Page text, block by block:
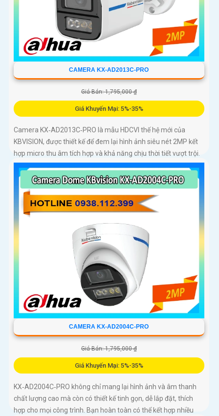
CAMERA KX-AD2013C-PRO
Giá Bán: 1,795,000 ₫
Giá Khuyến Mại: 5%-35%
Camera KX‑AD2013C‑PRO là mẫu HDCVI thế hệ mới của
KBVISION, được thiết kế để đem lại hình ảnh siêu nét 2MP kết
hợp micro thu âm tích hợp và khả năng chịu thời tiết vượt trội.
Đây là giải pháp giám sát đáng tin cậy cho gia đình, cửa hàng,
nhà kho, xưởng sản xuất… hoạt động bền bỉ cả ngày lẫn đêm
CAMERA KX-AD2004C-PRO
Giá Bán: 1,795,000 ₫
Giá Khuyến Mại: 5%-35%
KX‑AD2004C‑PRO không chỉ mang lại hình ảnh và âm thanh
chất lượng cao mà còn có thiết kế tinh gọn, dễ lắp đặt, thích
hợp cho mọi công trình. Bạn hoàn toàn có thể kết hợp nhiều